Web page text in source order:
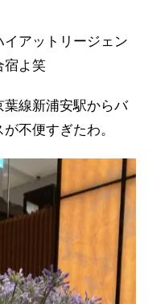
アットリージェン
宿よ笑
葉線新浦安駅からバ
不便すぎたわ。